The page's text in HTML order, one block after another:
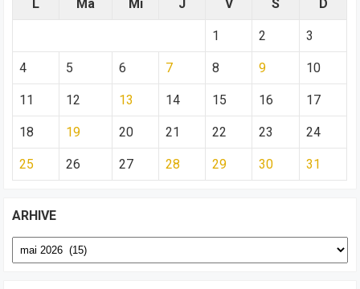
L Ma Mi J V S D
1 2 3
4 5 6 7 8 9 10
11 12 13 14 15 16 17
18 19 20 21 22 23 24
25 26 27 28 29 30 31
ARHIVE
Arhive